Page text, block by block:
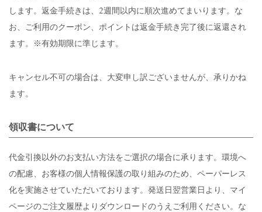
します。返金手続きは、2週間以内に順次進めてまいります。な
お、ご利用のクーポン、ポイントは返金手続き完了後に返還され
ます。※有効期限に準じます。
キャンセル不可の場合は、大変申し訳ございませんが、承りかね
ます。
領収書について
代金引換以外のお支払い方法をご選択の場合に承ります。環境へ
の配慮、お客様の個人情報保護の取り組みのため、ペーパーレス
化を実施させていただいております。発送日翌営業日より、マイ
ページのご注文履歴よりダウンロードのうえご利用ください。 な